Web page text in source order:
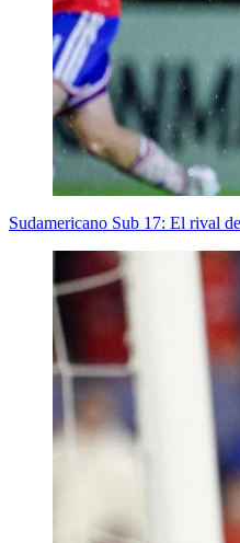
Sudamericano Sub 17: El rival